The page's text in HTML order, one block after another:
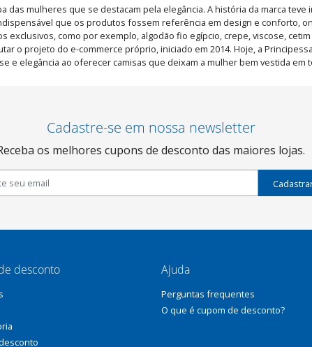
mulheres que se destacam pela elegância. A história da marca
que os produtos fossem referência em design e conforto,
exclusivos, como por exemplo, algodão fio egípcio, crepe, viscose,
o projeto do e-commerce próprio, iniciado em 2014. Hoje, a
e elegância ao oferecer camisas que deixam a mulher bem vestida em
Cadastre-se em nossa newsletter
os melhores cupons de desconto das maiores lojas.
desconto Ajuda
Perguntas frequentes
O que é cupom de desconto?